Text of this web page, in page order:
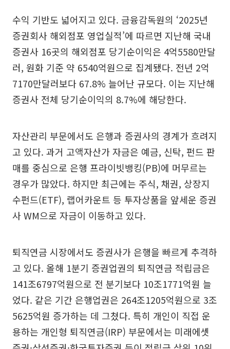
수익 기반도 넓어지고 있다. 금융감독원의 ‘2025년
증권회사 해외점포 영업실적’에 따르면 지난해 국내
증권사 16곳의 해외점포 당기순이익은 4억5580만달
러, 원화 기준 약 6540억원으로 집계됐다. 전년 2억
7170만달러보다 67.8% 늘어난 규모다. 이는 지난해
증권사 전체 당기순이익의 8.7%에 해당한다.
자산관리 부문에서도 은행과 증권사의 경계가 흐려지
고 있다. 과거 고액자산가 자금은 예금, 신탁, 펀드 판
매를 중심으로 은행 프라이빗뱅킹(PB)에 머무르는
경우가 많았다. 하지만 최근에는 주식, 채권, 상장지
수펀드(ETF), 랩어카운트 등 투자상품을 앞세운 증권
사 WM으로 자금이 이동하고 있다.
퇴직연금 시장에서도 증권사가 은행을 빠르게 추격하
고 있다. 올해 1분기 증권업권의 퇴직연금 적립금은
141조6797억원으로 전 분기보다 10조1771억원 늘
었다. 같은 기간 은행업권은 264조1205억원으로 3조
5625억원 증가하는 데 그쳤다. 특히 개인이 직접 운
용하는 개인형 퇴직연금(IRP) 부문에서는 미래에셋